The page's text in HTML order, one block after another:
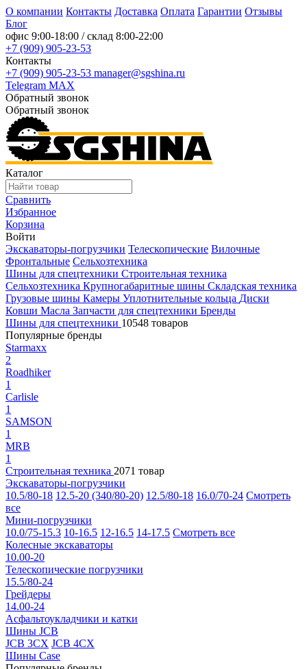
О компании Контакты Доставка Оплата Гарантии Отзывы
Блог
офис 9:00-18:00 / склад 8:00-22:00
+7 (909) 905-23-53
Контакты
+7 (909) 905-23-53 manager@sgshina.ru
Telegram MAX
Обратный звонок
Обратный звонок
Каталог
Сравнить
Избранное
Корзина
Войти
Экскаваторы-погрузчики Телескопические Вилочные
Фронтальные Сельхозтехника
Шины для спецтехники Строительная техника
Сельхозтехника Крупногабаритные шины Складская техника
Грузовые шины Камеры Уплотнительные кольца Диски
Ковши Масла Запчасти для спецтехники Бренды
Шины для спецтехники 10548 товаров
Популярные бренды
Starmaxx
2
Roadhiker
1
Carlisle
1
SAMSON
1
MRB
1
Строительная техника 2071 товар
Экскаваторы-погрузчики
10.5/80-18 12.5-20 (340/80-20) 12.5/80-18 16.0/70-24 Смотреть
все
Мини-погрузчики
10.0/75-15.3 10-16.5 12-16.5 14-17.5 Смотреть все
Колесные экскаваторы
10.00-20
Телескопические погрузчики
15.5/80-24
Грейдеры
14.00-24
Асфальтоукладчики и катки
Шины JCB
JCB 3CX JCB 4CX
Шины Case